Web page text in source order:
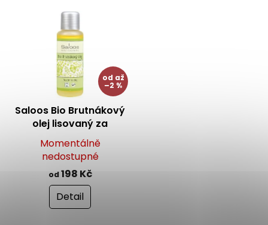
od až
–2 %
Saloos Bio Brutnákový
olej lisovaný za
studena
Momentálně
nedostupné
od198 Kč
Detail